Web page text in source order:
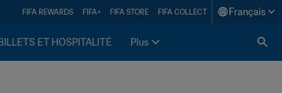
FIFA REWARDS FIFA+ FIFA STORE FIFA COLLECT Français
BILLETS ET HOSPITALITÉ Plus